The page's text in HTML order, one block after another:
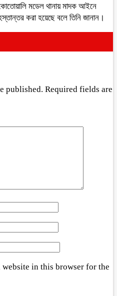
মডেল থানায় মাদক আইনে
করা হয়েছে বলে তিনি জানান।
published. Required fields are
website in this browser for the